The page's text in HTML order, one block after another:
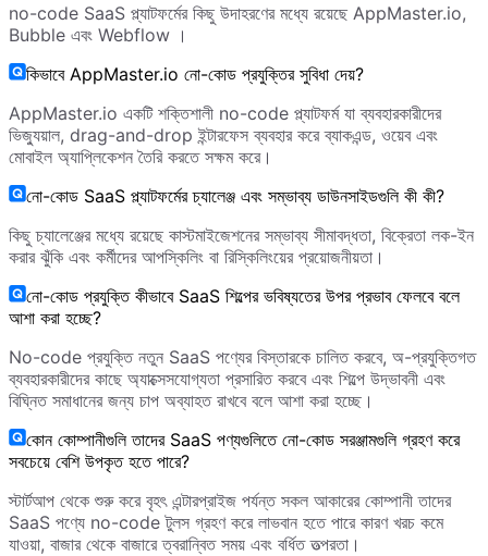
no-code SaaS প্ল্যাটফর্মের কিছু উদাহরণের মধ্যে রয়েছে AppMaster.io,
Bubble এবং Webflow ।
কিভাবে AppMaster.io নো-কোড প্রযুক্তির সুবিধা দেয়?
AppMaster.io একটি শক্তিশালী no-code প্ল্যাটফর্ম যা ব্যবহারকারীদের
ভিজ্যুয়াল, drag-and-drop ইন্টারফেস ব্যবহার করে ব্যাকএন্ড, ওয়েব এবং
মোবাইল অ্যাপ্লিকেশন তৈরি করতে সক্ষম করে।
নো-কোড SaaS প্ল্যাটফর্মের চ্যালেঞ্জ এবং সম্ভাব্য ডাউনসাইডগুলি কী কী?
কিছু চ্যালেঞ্জের মধ্যে রয়েছে কাস্টমাইজেশনের সম্ভাব্য সীমাবদ্ধতা, বিক্রেতা লক-ইন
করার ঝুঁকি এবং কর্মীদের আপস্কিলিং বা রিস্কিলিংয়ের প্রয়োজনীয়তা।
নো-কোড প্রযুক্তি কীভাবে SaaS শিল্পের ভবিষ্যতের উপর প্রভাব ফেলবে বলে
আশা করা হচ্ছে?
No-code প্রযুক্তি নতুন SaaS পণ্যের বিস্তারকে চালিত করবে, অ-প্রযুক্তিগত
ব্যবহারকারীদের কাছে অ্যাক্সেসযোগ্যতা প্রসারিত করবে এবং শিল্পে উদ্ভাবনী এবং
বিঘ্নিত সমাধানের জন্য চাপ অব্যাহত রাখবে বলে আশা করা হচ্ছে।
কোন কোম্পানীগুলি তাদের SaaS পণ্যগুলিতে নো-কোড সরঞ্জামগুলি গ্রহণ করে
সবচেয়ে বেশি উপকৃত হতে পারে?
স্টার্টআপ থেকে শুরু করে বৃহৎ এন্টারপ্রাইজ পর্যন্ত সকল আকারের কোম্পানী তাদের
SaaS পণ্যে no-code টুলস গ্রহণ করে লাভবান হতে পারে কারণ খরচ কমে
যাওয়া, বাজার থেকে বাজারে ত্বরান্বিত সময় এবং বর্ধিত তত্পরতা।